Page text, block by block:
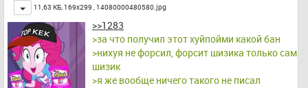
Toggle
11,63 КБ, 169x299 , 14080000480580.jpg
>>1283
>за что получил этот хуйпойми какой бан
>нихуя не форсил, форсит шизика только сам
шизик
>я же вообще ничего такого не писал